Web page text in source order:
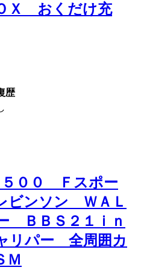
Ｘ おくだけ充
歴
５００ Ｆスポー
ンソン ＷＡＬ
ＢＢＳ２１ｉｎ
リパー 全周囲カ
Ｍ